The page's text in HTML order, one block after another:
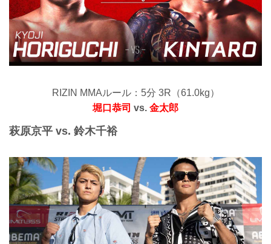
RIZIN MMAルール：5分 3R（61.0kg）
堀口恭司 vs. 金太郎
萩原京平 vs. 鈴木千裕